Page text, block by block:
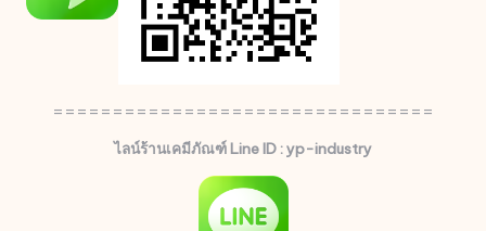
================================
ไลน์ร้านเคมีภัณฑ์ Line ID : yp-industry